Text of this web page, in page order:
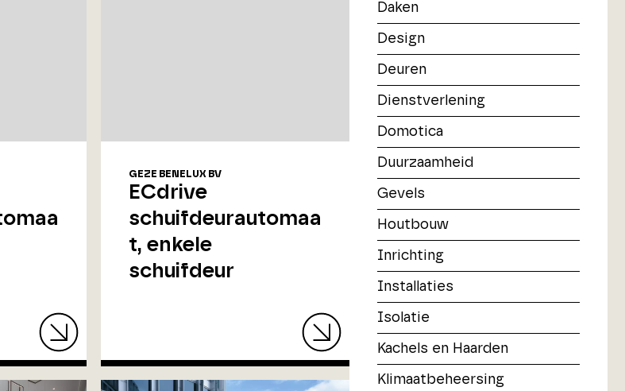
Daken
Design
Deuren
Dienstverlening
Domotica
Duurzaamheid
Gevels
Houtbouw
Inrichting
Installaties
Isolatie
Kachels en Haarden
Klimaatbeheersing
GEZE BENELUX BV
ECdrive
schuifdeurautomaa
t, enkele
schuifdeur